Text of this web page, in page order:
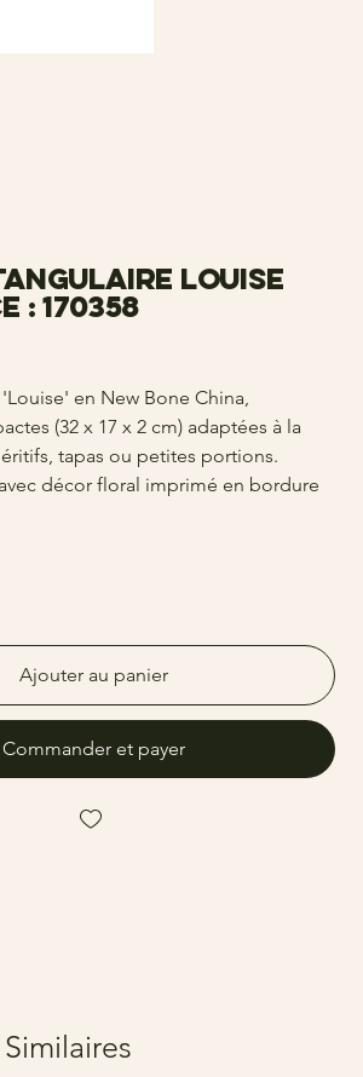
louise
: 170358
en New Bone China,
(32 x 17 x 2 cm) adaptées à la
tapas ou petites portions.
décor floral imprimé en bordure
Ajouter au panier
Commander et payer